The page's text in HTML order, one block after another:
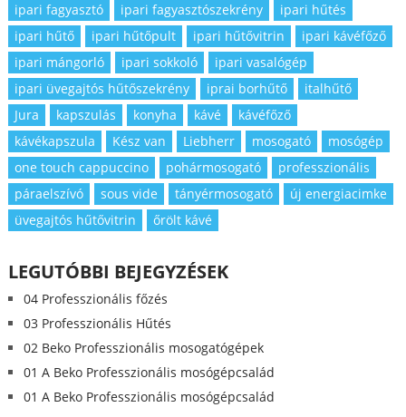
ipari fagyasztó
ipari fagyasztószekrény
ipari hűtés
ipari hűtő
ipari hűtőpult ipari hűtővitrin
ipari kávéfőző
ipari mángorló
ipari sokkoló
ipari vasalógép
ipari üvegajtós hűtőszekrény
iprai borhűtő
italhűtő
Jura
kapszulás konyha kávé
kávéfőző
kávékapszula
Kész van Liebherr mosogató
mosógép
one touch cappuccino
pohármosogató
professzionális
páraelszívó
sous vide tányérmosogató
új energiacimke
üvegajtós hűtővitrin
őrölt kávé
LEGUTÓBBI BEJEGYZÉSEK
04 Professzionális főzés
03 Professzionális Hűtés
02 Beko Professzionális mosogatógépek
01 A Beko Professzionális mosógépcsalád
01 A Beko Professzionális mosógépcsalád